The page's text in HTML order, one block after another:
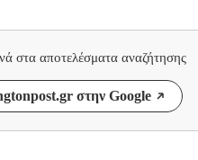
στα αποτελέσματα αναζήτησης
στην Google